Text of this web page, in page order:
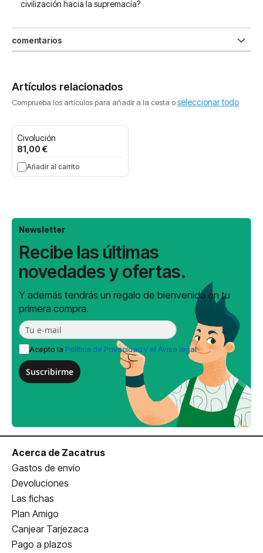
civilización hacia la supremacía?
comentarios
Artículos relacionados
Comprueba los artículos para añadir a la cesta oseleccionar todo
Civolución
81,00 €
Añadir al carrito
Newsletter
Recibe las últimas
novedades y ofertas.
Y además tendrás un regalo de bienvenida en tu
primera compra.
Acepto la Política de Privacidad y el Aviso legal
Suscribirme
Acerca de Zacatrus
Gastos de envío
Devoluciones
Las fichas
Plan Amigo
Canjear Tarjezaca
Pago a plazos